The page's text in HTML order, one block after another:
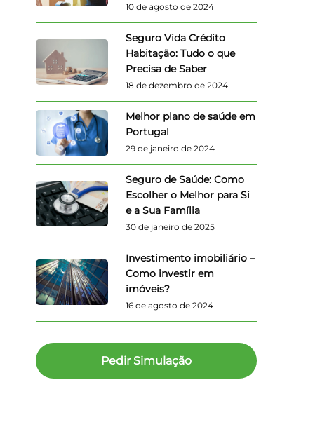
10 de agosto de 2024
Seguro Vida Crédito
Habitação: Tudo o que
Precisa de Saber
18 de dezembro de 2024
Melhor plano de saúde em
Portugal
29 de janeiro de 2024
Seguro de Saúde: Como
Escolher o Melhor para Si
e a Sua Família
30 de janeiro de 2025
Investimento imobiliário –
Como investir em
imóveis?
16 de agosto de 2024
Pedir Simulação